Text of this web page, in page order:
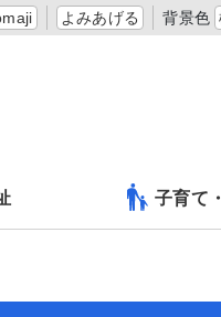
よみあげる 背景色
子育て